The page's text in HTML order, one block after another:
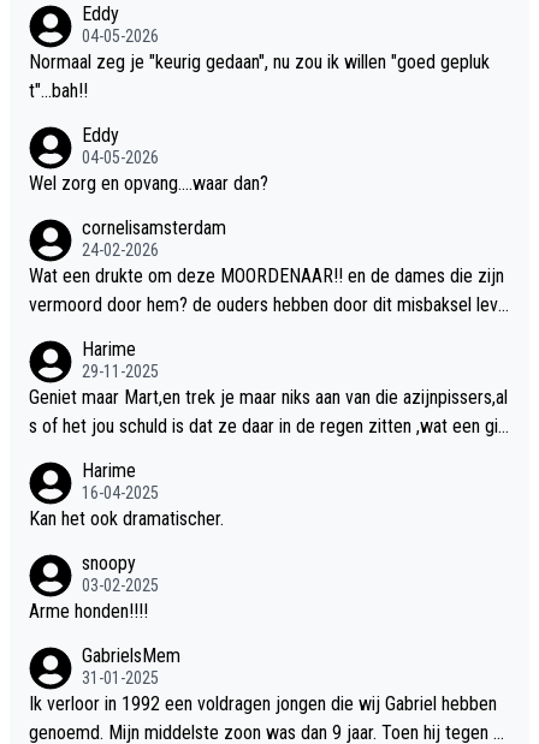
Eddy
04-05-2026
Normaal zeg je "keurig gedaan", nu zou ik willen "goed gepluk
t"...bah!!
Eddy
04-05-2026
Wel zorg en opvang....waar dan?
cornelisamsterdam
24-02-2026
Wat een drukte om deze MOORDENAAR!! en de dames die zijn
vermoord door hem? de ouders hebben door dit misbaksel leve
t!!
Harime
29-11-2025
Geniet maar Mart,en trek je maar niks aan van die azijnpissers,al
s of het jou schuld is dat ze daar in de regen zitten ,wat een gill
Harime
16-04-2025
Kan het ook dramatischer.
snoopy
03-02-2025
Arme honden!!!!
GabrielsMem
31-01-2025
Ik verloor in 1992 een voldragen jongen die wij Gabriel hebben
genoemd. Mijn middelste zoon was dan 9 jaar. Toen hij tegen d